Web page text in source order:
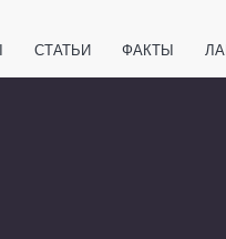
СТАТЬИ ФАКТЫ